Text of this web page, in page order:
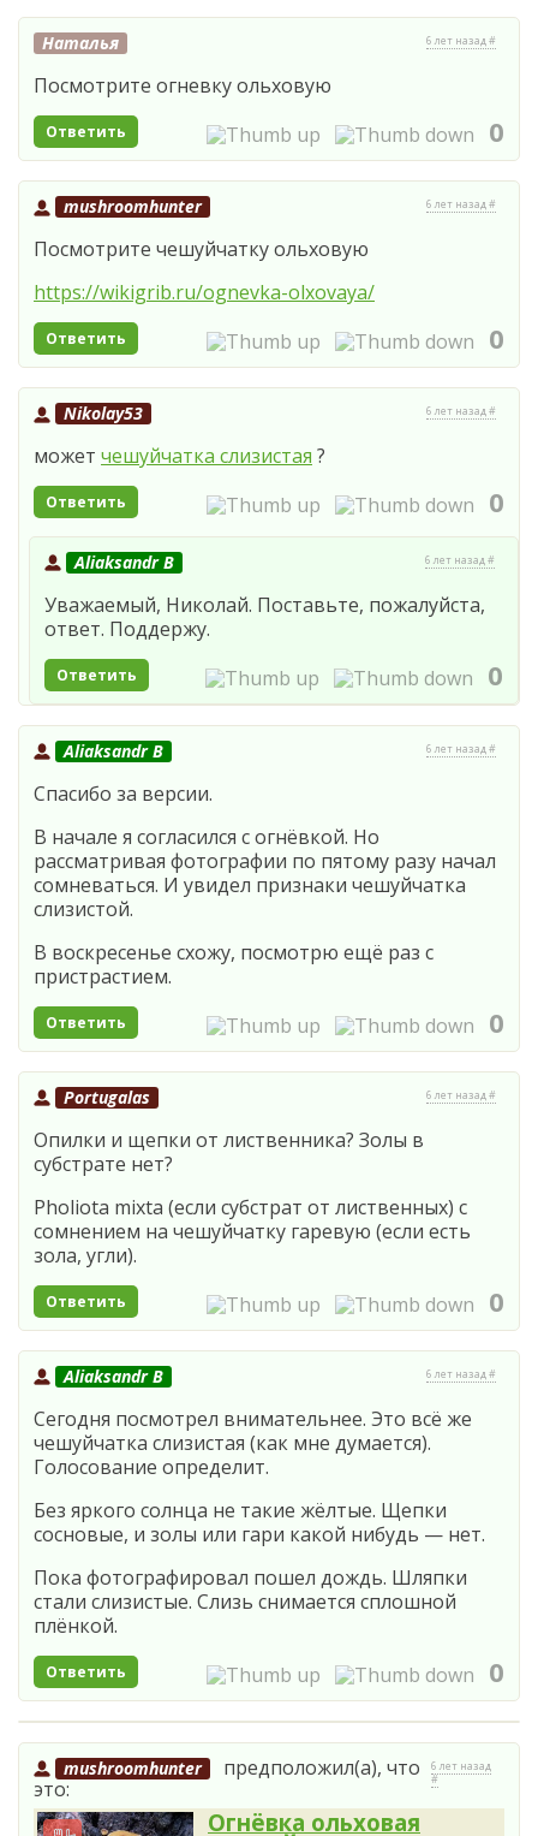
Наталья 6 лет назад #
Посмотрите огневку ольховую
Ответить 0
mushroomhunter 6 лет назад #
Посмотрите чешуйчатку ольховую
https://wikigrib.ru/ognevka-olxovaya/
Ответить 0
Nikolay53 6 лет назад #
может чешуйчатка слизистая ?
Ответить 0
Aliaksandr B 6 лет назад #
Уважаемый, Николай. Поставьте, пожалуйста,
ответ. Поддержу.
Ответить 0
Aliaksandr B 6 лет назад #
Спасибо за версии.
В начале я согласился с огнёвкой. Но
рассматривая фотографии по пятому разу начал
сомневаться. И увидел признаки чешуйчатка
слизистой.
В воскресенье схожу, посмотрю ещё раз с
пристрастием.
Ответить 0
Portugalas 6 лет назад #
Опилки и щепки от лиственника? Золы в
субстрате нет?
Pholiota mixta (если субстрат от лиственных) с
сомнением на чешуйчатку гаревую (если есть
зола, угли).
Ответить 0
Aliaksandr B 6 лет назад #
Сегодня посмотрел внимательнее. Это всё же
чешуйчатка слизистая (как мне думается).
Голосование определит.
Без яркого солнца не такие жёлтые. Щепки
сосновые, и золы или гари какой нибудь — нет.
Пока фотографировал пошел дождь. Шляпки
стали слизистые. Слизь снимается сплошной
плёнкой.
Ответить 0
mushroomhunter
предположил(а), что
это:
6 лет назад
#
Огнёвка ольховая